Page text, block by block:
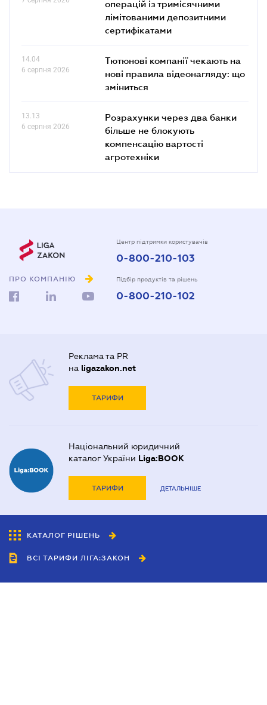
операцій із тримісячними
лімітованими депозитними
сертифікатами
14.04
6 серпня 2026
Тютюнові компанії чекають на
нові правила відеонагляду: що
зміниться
13.13
6 серпня 2026
Розрахунки через два банки
більше не блокують
компенсацію вартості
агротехніки
ПРО КОМПАНІЮ
Центр підтримки користувачів
0-800-210-103
Підбір продуктів та рішень
0-800-210-102
Реклама та PR
на ligazakon.net
ТАРИФИ
Національний юридичний
каталог України Liga:BOOK
ТАРИФИ ДЕТАЛЬНІШЕ
КАТАЛОГ РІШЕНЬ
ВСІ ТАРИФИ ЛІГА:ЗАКОН